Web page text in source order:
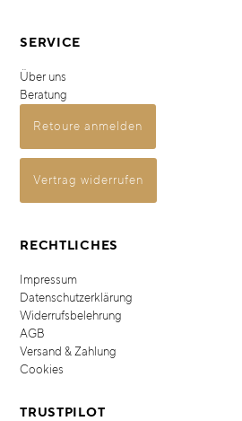
SERVICE
Über uns
Beratung
Retoure anmelden
Vertrag widerrufen
RECHTLICHES
Impressum
Datenschutzerklärung
Widerrufsbelehrung
AGB
Versand & Zahlung
Cookies
TRUSTPILOT